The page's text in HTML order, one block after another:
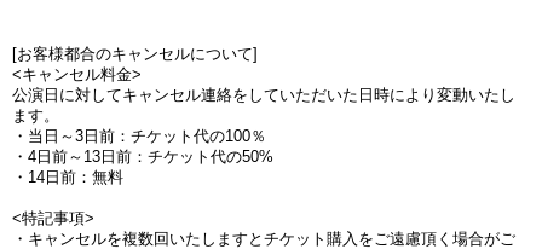
[お客様都合のキャンセルについて]
<キャンセル料金>
公演日に対してキャンセル連絡をしていただいた日時により変動いたし
ます。
・当日～3日前：チケット代の100％
・4日前～13日前：チケット代の50%
・14日前：無料
<特記事項>
・キャンセルを複数回いたしますとチケット購入をご遠慮頂く場合がご